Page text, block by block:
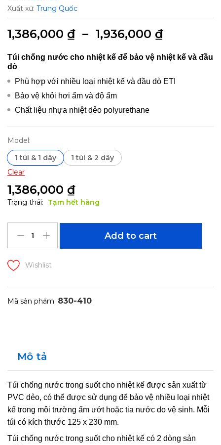
Xuất xứ: Trung Quốc
1,386,000 ₫ – 1,936,000 ₫
Túi chống nước cho nhiệt kế để bảo vệ nhiệt kế và đầu
dò
Phù hợp với nhiều loại nhiệt kế và đầu dò ETI
Bảo vệ khỏi hơi ẩm và độ ẩm
Chất liệu nhựa nhiệt dẻo polyurethane
Model:
1 túi & 1 dây
1 túi & 2 dây
Clear
1,386,000 ₫
Trạng thái: Tạm hết hàng
Add to cart
Wishlist
Mã sản phẩm: 830-410
Mô tả
Túi chống nước trong suốt cho nhiệt kế được sản xuất từ
PVC dẻo, có thể được sử dụng để bảo vệ nhiều loại nhiệt
kế trong môi trường ẩm ướt hoặc tia nước do vệ sinh. Mỗi
túi có kích thước 125 x 230 mm.
Túi chống nước trong suốt cho nhiệt kế có 2 dòng sản